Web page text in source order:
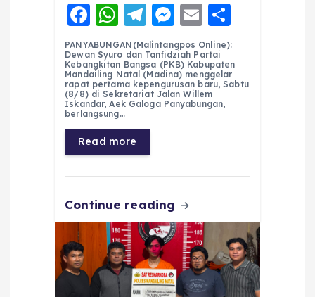
F
a
c
e
b
o
o
k
W
h
a
ts
A
p
p
T
el
e
g
r
a
m
M
e
ss
e
n
E
m
ai
l
h
a
re
PANYABUNGAN(Malintangpos Online):
Dewan Syuro dan Tanfidziah Partai
Kebangkitan Bangsa (PKB) Kabupaten
Mandailing Natal (Madina) menggelar
rapat pertama kepengurusan baru, Sabtu
(8/8) di Sekretariat Jalan Willem
Iskandar, Aek Galoga Panyabungan,
berlangsung…
Read more
Continue reading